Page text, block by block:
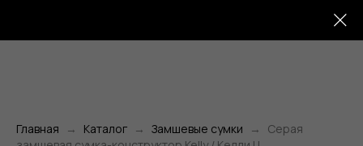
Главная Каталог Замшевые сумки
Серая